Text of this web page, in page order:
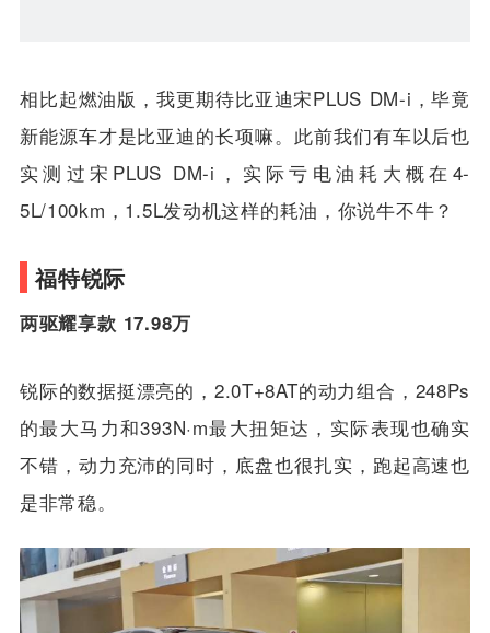
相比起燃油版，我更期待比亚迪宋PLUS DM-i，毕竟
实测过宋PLUS DM-i
5L/100km，1.5L发动机这样的耗油，你说牛不牛？
福特锐际
两驱耀享款 17.98万
锐际的数据挺漂亮的，2.0T+8AT的动力组合，248Ps
的最大马力和393N·m最大扭矩达，实际表现也确实
不错，动力充沛的同时，底盘也很扎实，跑起高速也
是非常稳。